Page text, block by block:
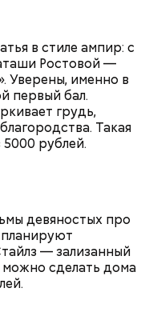
в стиле ампир: с
Ростовой —
Уверены, именно в
первый бал.
грудь,
Такая
рублей.
девяностых про
— зализанный
можно сделать дома